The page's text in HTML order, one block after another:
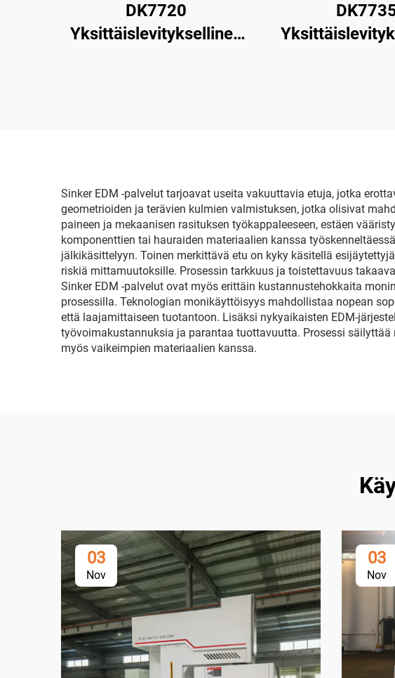
DK7720
Yksittäislevityksellinen
Sinker EDM -palvelut tarjoavat useita vakuuttavia etuja, jotka
geometrioiden ja terävien kulmien valmistuksen, jotka olisivat
paineen ja mekaanisen rasituksen työkappaleeseen, estäen
komponenttien tai hauraiden materiaalien kanssa
jälkikäsittelyyn. Toinen merkittävä etu on kyky käsitellä
riskiä mittamuutoksille. Prosessin tarkkuus ja toistettavuus
Sinker EDM -palvelut ovat myös erittäin kustannustehokkaita
prosessilla. Teknologian monikäyttöisyys mahdollistaa nopean
että laajamittaiseen tuotantoon. Lisäksi nykyaikaisten EDM-
työvoimakustannuksia ja parantaa tuottavuutta. Prosessi
myös vaikeimpien materiaalien kanssa.
03
Nov
03
Nov